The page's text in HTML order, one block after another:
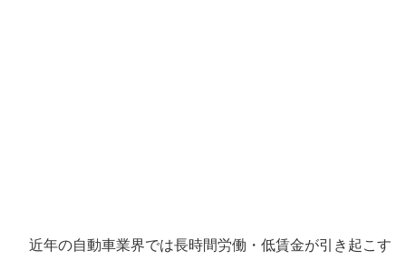
近年の自動車業界では長時間労働・低賃金が引き起こす